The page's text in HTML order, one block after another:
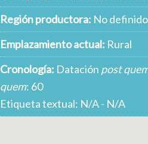
Región productora: No definido
Emplazamiento actual: Rural
Cronología: Datación post
quem: 60
Etiqueta textual: N/A - N/A